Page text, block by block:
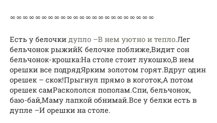
∞∞∞∞∞∞∞∞∞∞∞∞∞∞∞∞∞∞∞∞∞∞∞
Есть у белочки дупло –В нем уютно и тепло.Лег
бельчонок рыжийК белочке поближе,Видит сон
бельчонок-крошка:На столе стоит лукошко,В нем
орешки все подрядЯрким золотом горят.Вдруг один
орешек – скок!Прыгнул прямо в коготок,А потом
орешек самРаскололся пополам.Спи, бельчонок,
баю-бай,Маму лапкой обнимай.Все у белки есть в
дупле –И орешки на столе.